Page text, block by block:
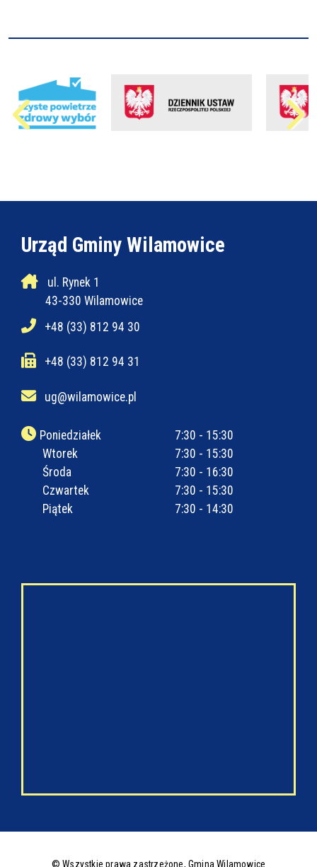
Urząd Gminy Wilamowice
ul. Rynek 1
43-330 Wilamowice
+48 (33) 812 94 30
+48 (33) 812 94 31
ug@wilamowice.pl
Poniedziałek
7:30 - 15:30
Wtorek
7:30 - 15:30
Środa
7:30 - 16:30
Czwartek
7:30 - 15:30
Piątek
7:30 - 14:30
© Wszystkie prawa zastrzeżone, Gmina Wilamowice